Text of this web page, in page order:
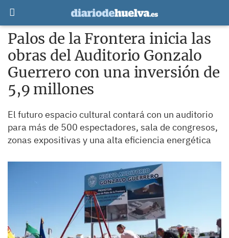
Palos de la Frontera inicia las
obras del Auditorio Gonzalo
Guerrero con una inversión de
5,9 millones
El futuro espacio cultural contará con un auditorio
para más de 500 espectadores, sala de congresos,
zonas expositivas y una alta eficiencia energética